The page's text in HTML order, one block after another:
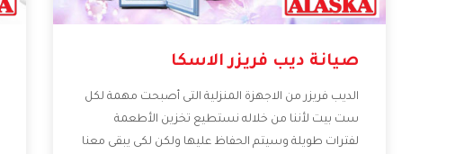
صيانة ديب فريزر الاسكا
الديب فريزر من الاجهزة المنزلية التى أصبحت مهمة لكل
ست بيت لأننا من خلاله نستطيع تخزين الأطعمة
لفترات طويلة وسيتم الحفاظ عليها ولكن لكى يبقى معنا